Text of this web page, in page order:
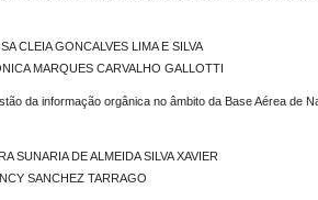
CLEIA GONCALVES LIMA E SILVA
MARQUES CARVALHO GALLOTTI
da informação orgânica no âmbito da Base Aérea de
SUNARIA DE ALMEIDA SILVA XAVIER
SANCHEZ TARRAGO